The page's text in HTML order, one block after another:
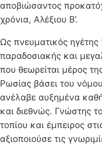
αποβιώσαντος
χρόνια, Αλέξιου Β’.
Ως πνευματικός
παραδοσιακής και
που θεωρείται μέρος
Ρωσίας βάσει του
ανέλαβε αυξημένα
και διεθνώς. Γνώστης
τοπίου και έμπειρος
αξιοποιούσε τις